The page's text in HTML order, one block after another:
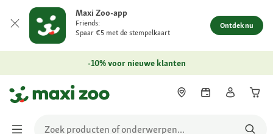
Maxi Zoo-app
Friends:
Spaar €5 met de stempelkaart
Ontdek nu
-10% voor nieuwe klanten